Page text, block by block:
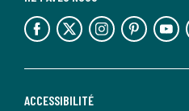
ACCESSIBILITÉ
lien vers l'espace réseaux sociaux lien vers l'espace réseaux sociaux lien vers l'espace réseaux sociaux lien vers l'espace réseaux sociaux lien vers l'espace réseaux sociaux